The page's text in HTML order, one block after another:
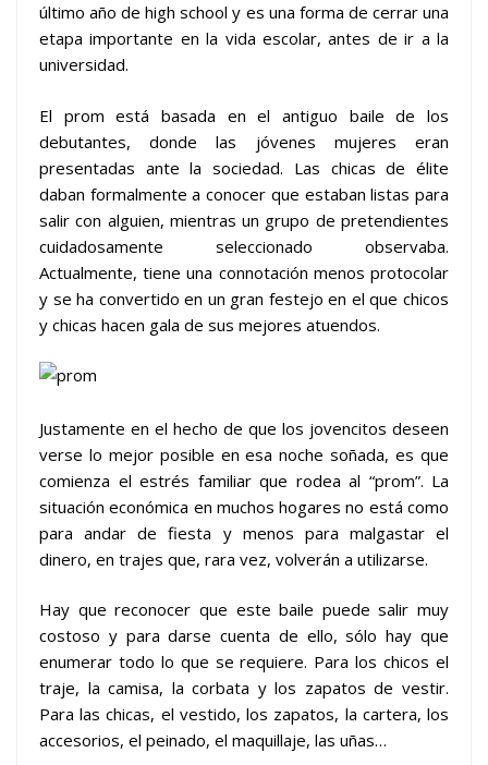
último año de high school y es una forma de cerrar una
etapa importante en la vida escolar, antes de ir a la
universidad.
El prom está basada en el antiguo baile de los
debutantes, donde las jóvenes mujeres eran
presentadas ante la sociedad. Las chicas de élite
daban formalmente a conocer que estaban listas para
salir con alguien, mientras un grupo de pretendientes
cuidadosamente seleccionado observaba.
Actualmente, tiene una connotación menos protocolar
y se ha convertido en un gran festejo en el que chicos
y chicas hacen gala de sus mejores atuendos.
Justamente en el hecho de que los jovencitos deseen
verse lo mejor posible en esa noche soñada, es que
comienza el estrés familiar que rodea al “prom”. La
situación económica en muchos hogares no está como
para andar de fiesta y menos para malgastar el
dinero, en trajes que, rara vez, volverán a utilizarse.
Hay que reconocer que este baile puede salir muy
costoso y para darse cuenta de ello, sólo hay que
enumerar todo lo que se requiere. Para los chicos el
traje, la camisa, la corbata y los zapatos de vestir.
Para las chicas, el vestido, los zapatos, la cartera, los
accesorios, el peinado, el maquillaje, las uñas…